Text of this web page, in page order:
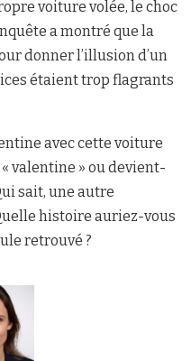
voiture volée, le choc
a montré que la
donner l’illusion d’un
étaient trop flagrants
avec cette voiture
valentine » ou devient-
sait, une autre
histoire auriez-vous
retrouvé ?